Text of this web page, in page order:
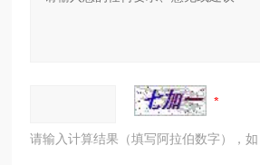
请输入计算结果（填写阿拉伯数字），